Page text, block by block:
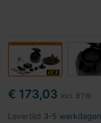
€ 173,03 incl. BTW
Levertijd 3-5 werkdagen